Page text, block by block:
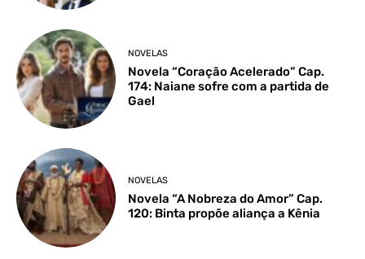
NOVELAS
Novela “Coração Acelerado” Cap.
174: Naiane sofre com a partida de
Gael
NOVELAS
Novela “A Nobreza do Amor” Cap.
120: Binta propõe aliança a Kênia